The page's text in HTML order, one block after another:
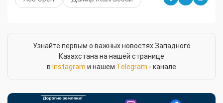
Узнайте первым о важных новостях Западного
Казахстана на нашей странице
в Instagram и нашем Telegram - канале